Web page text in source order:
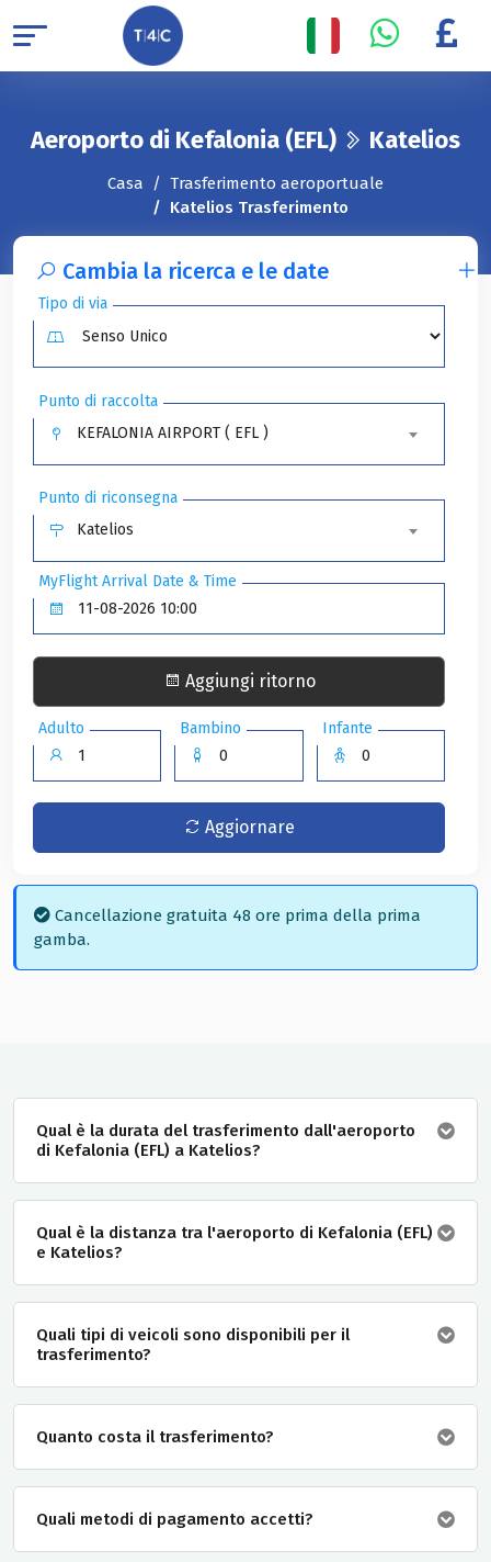
Aeroporto di Kefalonia (EFL) Katelios
Casa
Trasferimento aeroportuale
Katelios Trasferimento
Cambia la ricerca e le date
Tipo di via
Punto di raccolta
KEFALONIA AIRPORT ( EFL )
Punto di riconsegna
Katelios
MyFlight Arrival Date & Time
Aggiungi ritorno
Adulto Bambino Infante
Aggiornare
Cancellazione gratuita 48 ore prima della prima
gamba.
Qual è la durata del trasferimento dall'aeroporto
di Kefalonia (EFL) a Katelios?
Qual è la distanza tra l'aeroporto di Kefalonia (EFL)
e Katelios?
Quali tipi di veicoli sono disponibili per il
trasferimento?
Quanto costa il trasferimento?
Quali metodi di pagamento accetti?